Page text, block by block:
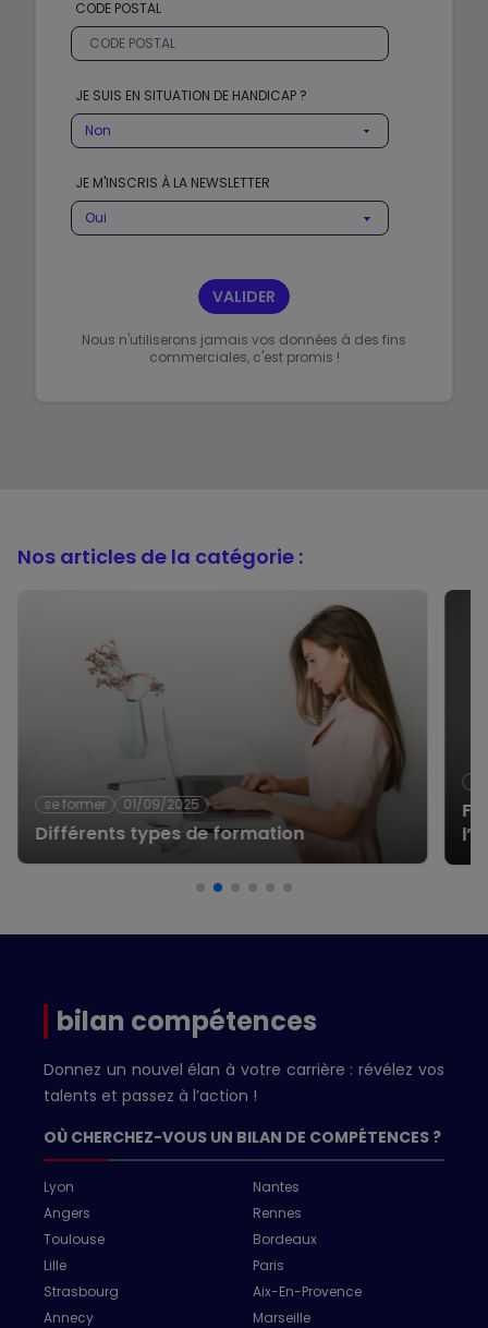
CODE POSTAL
JE SUIS EN SITUATION DE HANDICAP ?
JE M'INSCRIS À LA NEWSLETTER
VALIDER
Nous n'utiliserons jamais vos données à des fins
commerciales, c'est promis !
Nos articles de la catégorie :
se former 01/09/2025
Différents types de formation
bilan compétences
Donnez un nouvel élan à votre carrière : révélez vos
talents et passez à l’action !
OÙ CHERCHEZ-VOUS UN BILAN DE COMPÉTENCES ?
Lyon
Nantes
Angers
Rennes
Toulouse
Bordeaux
Lille
Paris
Strasbourg
Aix-En-Provence
Annecy
Marseille